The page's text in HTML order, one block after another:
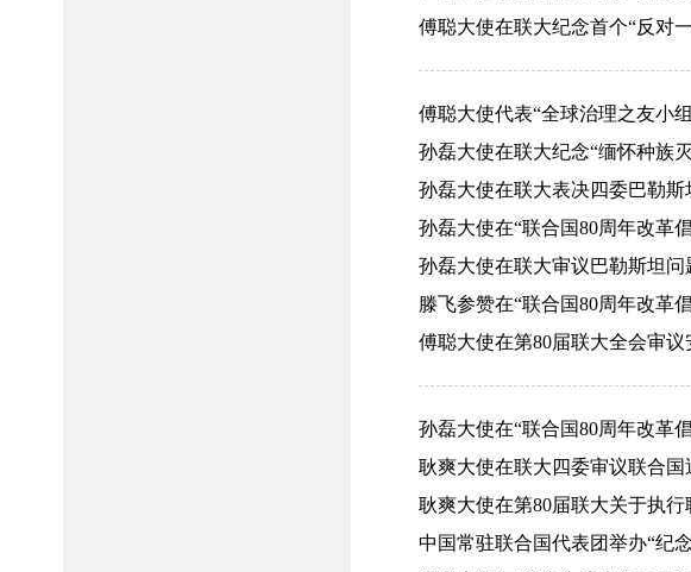
傅聪大使在联大纪念首个“反对
傅聪大使代表“全球治理之友小
孙磊大使在联大纪念“缅怀种族
孙磊大使在联大表决四委巴勒斯
孙磊大使在“联合国80周年改革
孙磊大使在联大审议巴勒斯坦问
滕飞参赞在“联合国80周年改革
傅聪大使在第80届联大全会审议
孙磊大使在“联合国80周年改革
耿爽大使在联大四委审议联合国
耿爽大使在第80届联大关于执行
中国常驻联合国代表团举办“纪